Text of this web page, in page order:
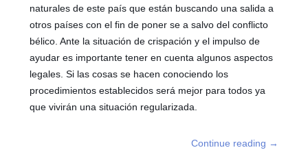
naturales de este país que están buscando una salida a
otros países con el fin de poner se a salvo del conflicto
bélico. Ante la situación de crispación y el impulso de
ayudar es importante tener en cuenta algunos aspectos
legales. Si las cosas se hacen conociendo los
procedimientos establecidos será mejor para todos ya
que vivirán una situación regularizada.
Continue reading →